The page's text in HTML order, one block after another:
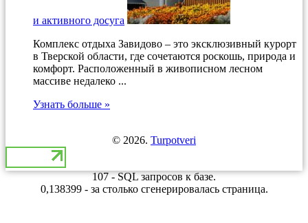
и активного досуга
Комплекс отдыха Завидово – это эксклюзивный курорт
в Тверской области, где сочетаются роскошь, природа и
комфорт. Расположенный в живописном лесном
массиве недалеко ...
Узнать больше »
© 2026. Turpotveri
107 - SQL запросов к базе.
0,138399 - за столько сгенерировалась страница.